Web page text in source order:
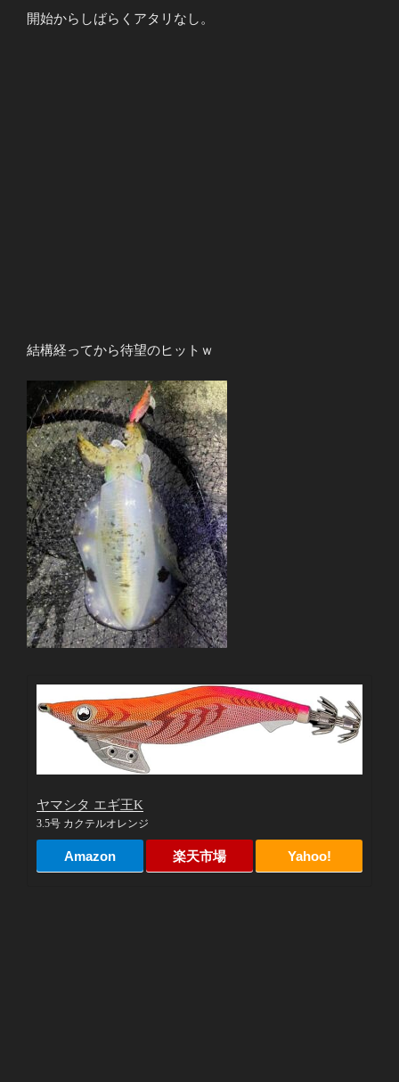
開始からしばらくアタリなし。
結構経ってから待望のヒットｗ
ヤマシタ エギ王K
3.5号 カクテルオレンジ
Amazon 楽天市場 Yahoo!